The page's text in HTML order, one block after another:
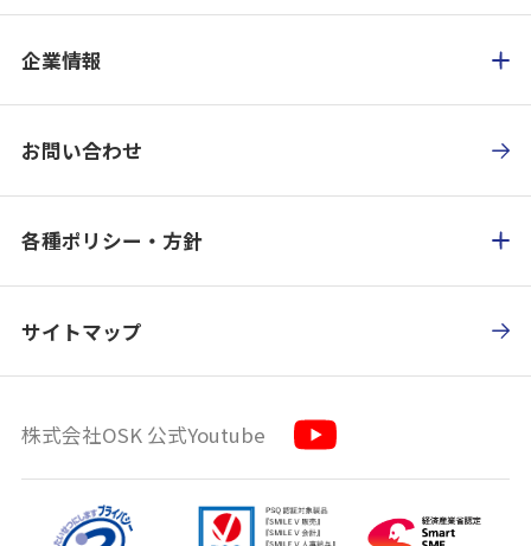
企業情報
お問い合わせ
各種ポリシー・方針
サイトマップ
株式会社OSK 公式Youtube